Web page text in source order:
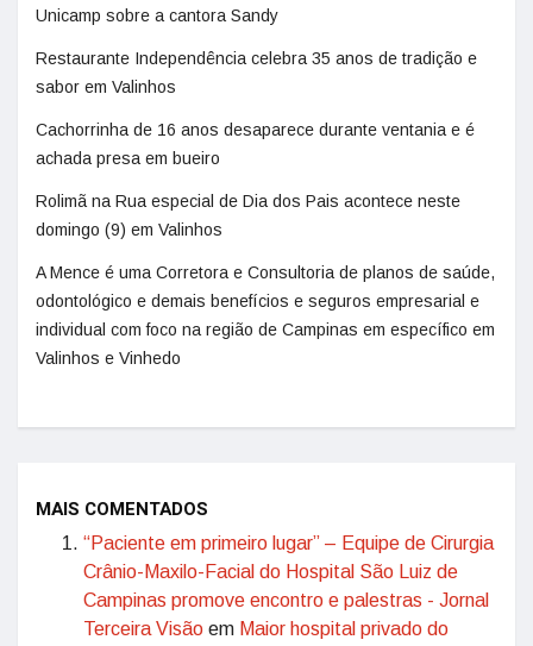
Unicamp sobre a cantora Sandy
Restaurante Independência celebra 35 anos de tradição e
sabor em Valinhos
Cachorrinha de 16 anos desaparece durante ventania e é
achada presa em bueiro
Rolimã na Rua especial de Dia dos Pais acontece neste
domingo (9) em Valinhos
A Mence é uma Corretora e Consultoria de planos de saúde,
odontológico e demais benefícios e seguros empresarial e
individual com foco na região de Campinas em específico em
Valinhos e Vinhedo
MAIS COMENTADOS
“Paciente em primeiro lugar” – Equipe de Cirurgia
Crânio-Maxilo-Facial do Hospital São Luiz de
Campinas promove encontro e palestras - Jornal
Terceira Visão em Maior hospital privado do